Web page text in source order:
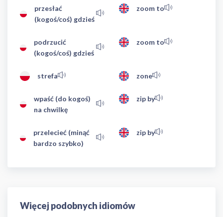
przesłać
(kogoś/coś) gdzieś
zoom to
podrzucić
(kogoś/coś) gdzieś
zoom to
strefa zone
wpaść (do kogoś)
na chwilkę
zip by
przelecieć (minąć
bardzo szybko)
zip by
Więcej podobnych idiomów